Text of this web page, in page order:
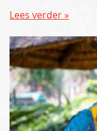
Lees verder »